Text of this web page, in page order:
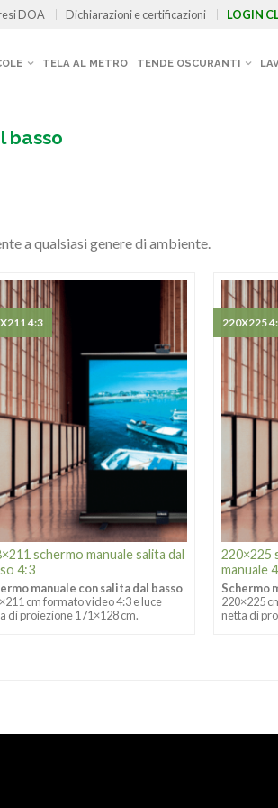
DOA Dichiarazioni e certificazioni LOGIN
TELA AL METRO TENDE OSCURANTI
basso
a qualsiasi genere di ambiente.
schermo manuale salita dal
4:3
manuale con salita dal basso
cm formato video 4:3 e luce
di proiezione 171×128 cm.
4:3
220×225
manuale
Schermo
220×225
netta di
220X225